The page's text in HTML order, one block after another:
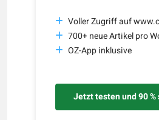
Voller Zugriff auf
700+ neue Artikel pro
OZ-App inklusive
Jetzt testen und 90 %